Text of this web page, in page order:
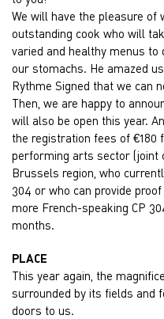
We will have the pleasure of
outstanding cook who will
varied and healthy menus
our stomachs. He amazed
Rythme Signed that we can
Then, we are happy to
will also be open this year.
the registration fees of €180
performing arts sector (joint
Brussels region, who
304 or who can provide
more French-speaking CP
months.
PLACE
This year again, the
surrounded by its fields and
doors to us.